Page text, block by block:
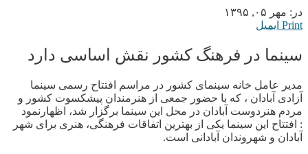
در: مهر ۰۵, ۱۳۹۵
Print ایمیل
سینما در فرهنگ کشور نقش اساسی دارد
مدیر عامل خانه سینمای کشور در مراسم افتتاح رسمی سینما
آزادی آبادان ، که با حضور جمعی از هنرمندان پیشکسوت کشور و
مردم هنردوست آبادان در محل این سینما برگزار شد، اظهارنمود
: افتتاح این سینما یکی از بهترین اتفاقات فرهنگی، هنری برای شهر
آبادان و شهروندان آبادانی است.